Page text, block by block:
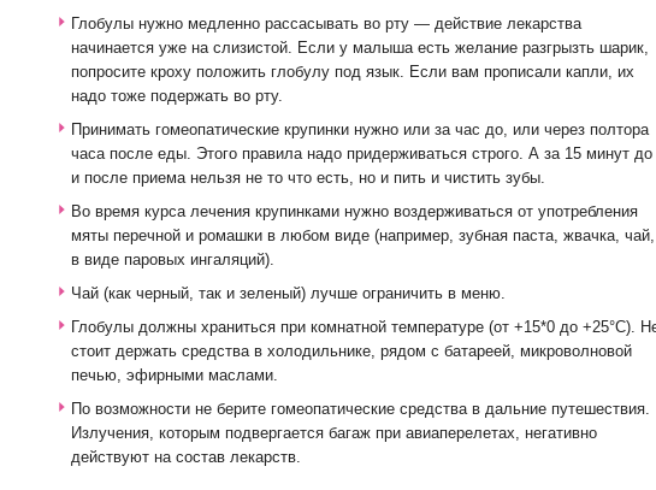
Глобулы нужно медленно рассасывать во рту — действие лекарства
начинается уже на слизистой. Если у малыша есть желание разгрызть шарик,
попросите кроху положить глобулу под язык. Если вам прописали капли, их
надо тоже подержать во рту.
Принимать гомеопатические крупинки нужно или за час до, или через полтора
часа после еды. Этого правила надо придерживаться строго. А за 15 минут до
и после приема нельзя не то что есть, но и пить и чистить зубы.
Во время курса лечения крупинками нужно воздерживаться от употребления
мяты перечной и ромашки в любом виде (например, зубная паста, жвачка, чай,
в виде паровых ингаляций).
Чай (как черный, так и зеленый) лучше ограничить в меню.
Глобулы должны храниться при комнатной температуре (от +15*0 до +25°С).
стоит держать средства в холодильнике, рядом с батареей, микроволновой
печью, эфирными маслами.
По возможности не берите гомеопатические средства в дальние путешествия.
Излучения, которым подвергается багаж при авиаперелетах, негативно
действуют на состав лекарств.